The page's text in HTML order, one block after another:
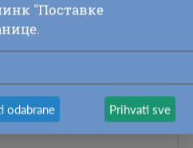
"Поставке
odabrane Prihvati sve